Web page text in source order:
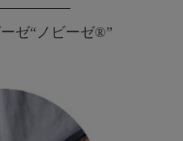
ゼ“ノビーゼ®”